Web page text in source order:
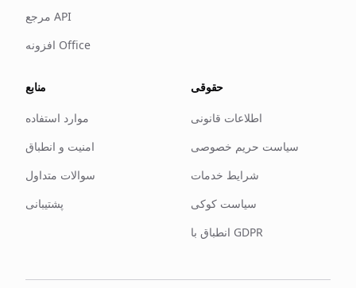
مرجع API
افزونه Office
منابع
موارد استفاده
امنیت و انطباق
سوالات متداول
پشتیبانی
حقوقی
اطلاعات قانونی
سیاست حریم خصوصی
شرایط خدمات
سیاست کوکی
انطباق با GDPR